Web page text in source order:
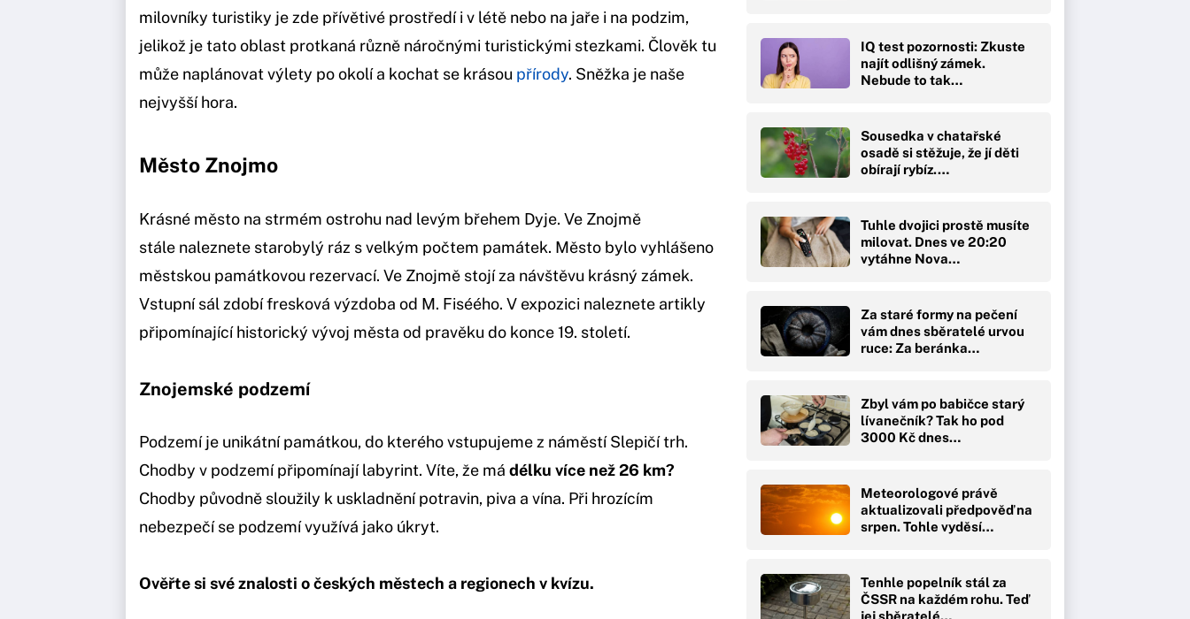
milovníky turistiky je zde přívětivé prostředí i v létě nebo na jaře i na podzim,
jelikož je tato oblast protkaná různě náročnými turistickými stezkami. Člověk tu
může naplánovat výlety po okolí a kochat se krásou přírody. Sněžka je naše
nejvyšší hora.
Město Znojmo
Krásné město na strmém ostrohu nad levým břehem Dyje. Ve Znojmě
stále naleznete starobylý ráz s velkým počtem památek. Město bylo vyhlášeno
městskou památkovou rezervací. Ve Znojmě stojí za návštěvu krásný zámek.
Vstupní sál zdobí fresková výzdoba od M. Fiséého. V expozici naleznete artikly
připomínající historický vývoj města od pravěku do konce 19. století.
Znojemské podzemí
Podzemí je unikátní památkou, do kterého vstupujeme z náměstí Slepičí trh.
Chodby v podzemí připomínají labyrint. Víte, že má délku více než 26 km?
Chodby původně sloužily k uskladnění potravin, piva a vína. Při hrozícím
nebezpečí se podzemí využívá jako úkryt.
Ověřte si své znalosti o českých městech a regionech v kvízu.
IQ test pozornosti: Zkuste
najít odlišný zámek.
Nebude to tak…
Sousedka v chatařské
osadě si stěžuje, že jí děti
obírají rybíz.…
Tuhle dvojici prostě musíte
milovat. Dnes ve 20:20
vytáhne Nova…
Za staré formy na pečení
vám dnes sběratelé urvou
ruce: Za beránka…
Zbyl vám po babičce starý
lívanečník? Tak ho pod
3000 Kč dnes…
Meteorologové právě
aktualizovali předpověď na
srpen. Tohle vyděsí…
Tenhle popelník stál za
ČSSR na každém rohu. Teď
jej sběratelé…